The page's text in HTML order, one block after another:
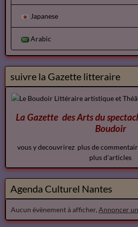
Japanese
Arabic
suivre la Gazette litteraire
La Gazette des Arts du
Boudoir
vous y decouvrirez plus de
plus d'articles
Agenda Culturel Nantes
Aucun évènement à afficher, Annoncer